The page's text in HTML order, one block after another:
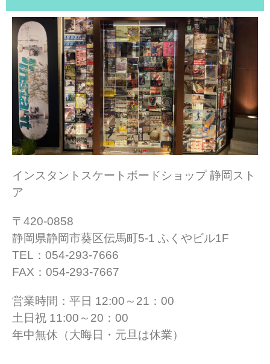
インスタントスケートボードショップ 静岡スト
ア
〒420-0858
静岡県静岡市葵区伝馬町5-1 ふくやビル1F
TEL：054-293-7666
FAX：054-293-7667
営業時間：平日 12:00～21：00
土日祝 11:00～20：00
年中無休（大晦日・元旦は休業）